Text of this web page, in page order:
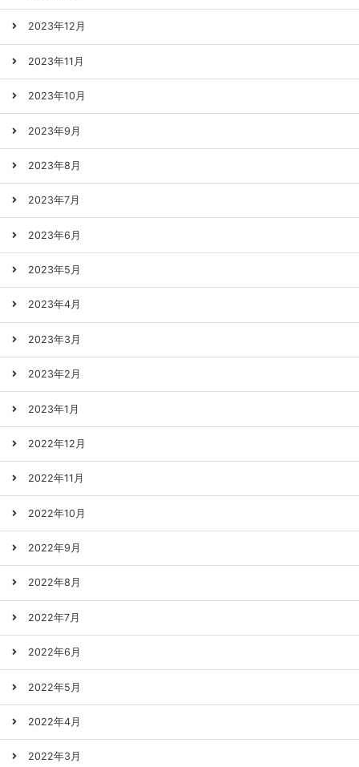
2023年12月
2023年11月
2023年10月
2023年9月
2023年8月
2023年7月
2023年6月
2023年5月
2023年4月
2023年3月
2023年2月
2023年1月
2022年12月
2022年11月
2022年10月
2022年9月
2022年8月
2022年7月
2022年6月
2022年5月
2022年4月
2022年3月